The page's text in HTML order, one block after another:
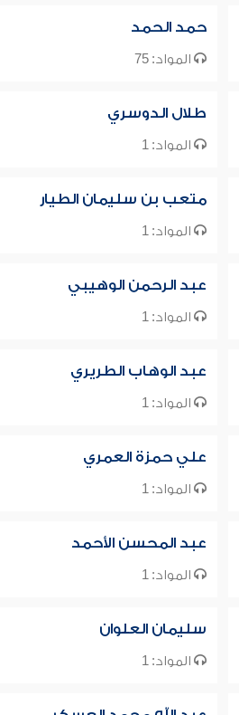
حمد الحمد
المواد: 75
طلال الدوسري
المواد: 1
متعب بن سليمان الطيار
المواد: 1
عبد الرحمن الوهيبي
المواد: 1
عبد الوهاب الطريري
المواد: 1
علي حمزة العمري
المواد: 1
عبد المحسن الأحمد
المواد: 1
سليمان العلوان
المواد: 1